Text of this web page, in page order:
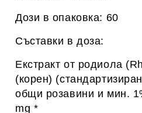
Дози в опаковка: 60
Съставки в доза:
Екстракт от родиола
(корен)
общи розавини и мин.
mg *